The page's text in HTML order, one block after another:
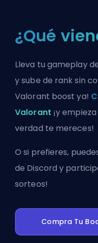
¿Qué
Lleva tu gameplay
y sube de rank sin
Valorant boost ya!
Valorant ¡y
verdad te mereces!
O si prefieres,
de Discord y
sorteos!
Compra Tu